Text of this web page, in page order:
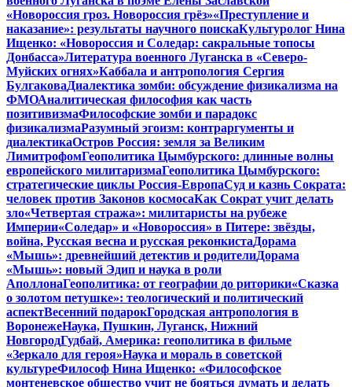
«Новороссия гроз. Новороссия грёз»«Преступление и
наказание»: результаты научного поискаКультуролог Нина
Ищенко: «Новороссия и Соледар: сакральные топосы
Донбасса»Литература военного Луганска в «Северо-
Муйских огнях»Каббала и антропология Сергия
БулгаковаДиалектика зомби: обсуждение физикализма на
ФМОАналитическая философия как часть
позитивизмаФилософские зомби и парадокс
физикализмаРазумный эгоизм: контраргументы и
диалектикаОстров Россия: земля за Великим
ЛимитрофомГеополитика Цымбурского: длинные волны
европейского милитаризмаГеополитика Цымбурского:
стратегические циклы Россия-ЕвропаСуд и казнь Сократа:
человек против Законов космосаКак Сократ учит делать
зло«Четвертая стража»: милитаристы на рубеже
Империи«Соледар» и «Новороссия» в Питере: звёзды,
война, Русская весна и русская реконкистаДорама
«Мышь»: древнейший детектив и родителиДорама
«Мышь»: новый Эдип и наука в роли
АполлонаГеополитика: от географии до риторики«Сказка
о золотом петушке»: теологический и политический
аспектВесенний подарокГородская антропология в
ВоронежеНаука, Пушкин, Луганск, Нижний
НовгородГудбай, Америка: геополитика в фильме
«Зеркало для героя»Наука и мораль в советской
культуреФилософ Нина Ищенко: «Философское
монтеневское общество учит не бояться думать и делать